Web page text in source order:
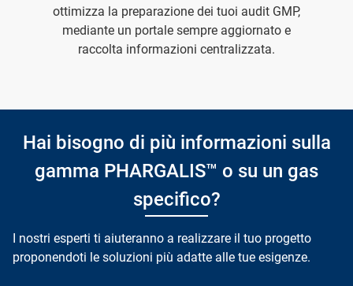
ottimizza la preparazione dei tuoi audit GMP,
mediante un portale sempre aggiornato e
raccolta informazioni centralizzata.
Hai bisogno di più informazioni sulla
gamma PHARGALIS™ o su un gas
specifico?
I nostri esperti ti aiuteranno a realizzare il tuo progetto
proponendoti le soluzioni più adatte alle tue esigenze.